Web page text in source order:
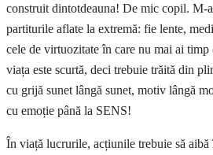
construit dintotdeauna! De mic copil. M-
partiturile aflate la extremă: fie lente,
cele de virtuozitate în care nu mai ai timp
viața este scurtă, deci trebuie trăită din
cu grijă sunet lângă sunet, motiv lângă
cu emoție până la SENS!
În viață lucrurile, acțiunile trebuie să